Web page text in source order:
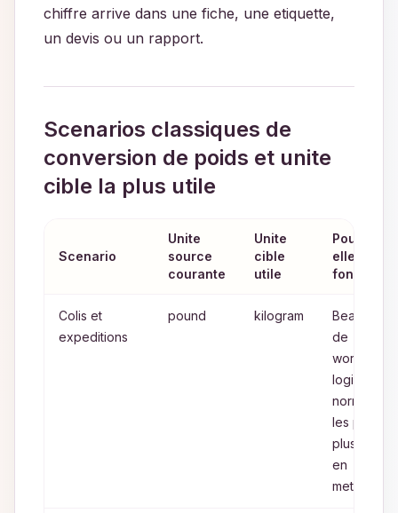
chiffre arrive dans une fiche, une etiquette,
un devis ou un rapport.
Scenarios classiques de
conversion de poids et unite
cible la plus utile
Scenario
Unite
source
courante
Unite
cible
utile
Pourquoi
elle
Colis et
expeditions
pound kilogram
Beaucoup
de
workflows
logistiques
normalisent
les poids
plus
en
metrique